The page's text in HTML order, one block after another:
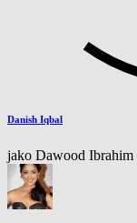
Danish Iqbal
jako Dawood Ibrahim